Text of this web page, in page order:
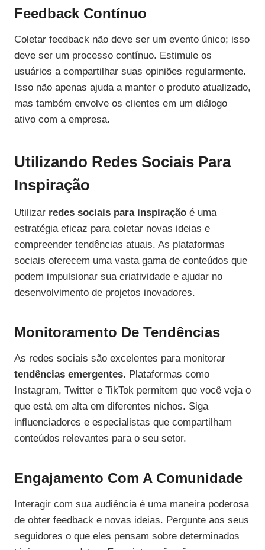
Feedback Contínuo
Coletar feedback não deve ser um evento único; isso
deve ser um processo contínuo. Estimule os
usuários a compartilhar suas opiniões regularmente.
Isso não apenas ajuda a manter o produto atualizado,
mas também envolve os clientes em um diálogo
ativo com a empresa.
Utilizando Redes Sociais Para
Inspiração
Utilizar redes sociais para inspiração é uma
estratégia eficaz para coletar novas ideias e
compreender tendências atuais. As plataformas
sociais oferecem uma vasta gama de conteúdos que
podem impulsionar sua criatividade e ajudar no
desenvolvimento de projetos inovadores.
Monitoramento De Tendências
As redes sociais são excelentes para monitorar
tendências emergentes. Plataformas como
Instagram, Twitter e TikTok permitem que você veja o
que está em alta em diferentes nichos. Siga
influenciadores e especialistas que compartilham
conteúdos relevantes para o seu setor.
Engajamento Com A Comunidade
Interagir com sua audiência é uma maneira poderosa
de obter feedback e novas ideias. Pergunte aos seus
seguidores o que eles pensam sobre determinados